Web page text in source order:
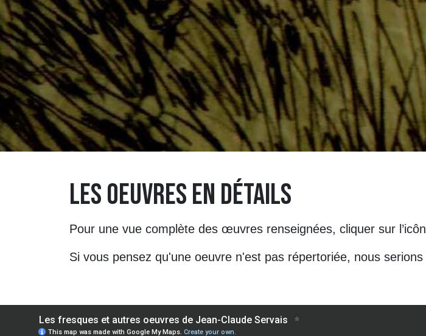
LES OEUVRES EN DÉTAILS
Pour une vue complète des œuvres renseignées, cliquer sur
Si vous pensez qu'une oeuvre n'est pas répertoriée, nous